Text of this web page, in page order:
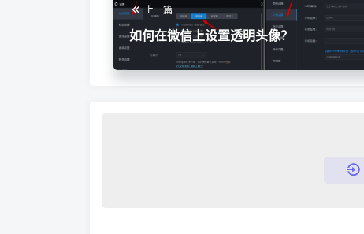
上一篇
如何在微信上设置透明头像？